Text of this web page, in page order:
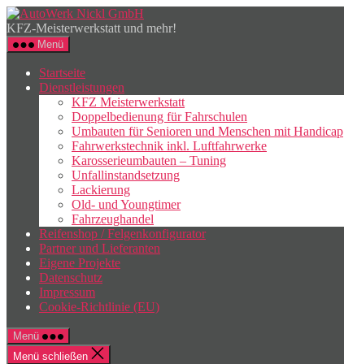
Zum
Inhalt
springen
Nickl
KFZ-Meisterwerkstatt und mehr!
Menü
Startseite
Dienstleistungen
KFZ Meisterwerkstatt
Doppelbedienung für Fahrschulen
Umbauten für Senioren und Menschen mit Handicap
Fahrwerkstechnik inkl. Luftfahrwerke
Karosserieumbauten – Tuning
Unfallinstandsetzung
Lackierung
Old- und Youngtimer
Fahrzeughandel
Reifenshop / Felgenkonfigurator
Partner und Lieferanten
Eigene Projekte
Datenschutz
Impressum
Cookie-Richtlinie (EU)
Menü
Menü schließen